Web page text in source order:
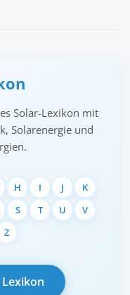
Solar-Lexikon mit
Solarenergie und
H I J
K
S T U
V
Z